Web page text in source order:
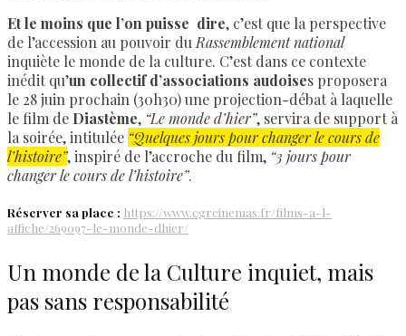
Et le moins que l’on puisse dire, c’est que la perspective
de l’accession au pouvoir du Rassemblement national
inquiète le monde de la culture. C’est dans ce contexte
inédit qu’un collectif d’associations audoises proposera
le 28 juin prochain (30h30) une projection-débat à laquelle
le film de Diastème, “Le monde d’hier”, servira de support à
la soirée, intitulée “Quelques jours pour changer le cours de
l’histoire”, inspiré de l’accroche du film, “3 jours pour
changer le cours de l’histoire”.
Réserver sa place : https://www.cgrcinemas.fr/films-a-l-
affiche/269097-le-monde-dhier/
Un monde de la Culture inquiet, mais
pas sans responsabilité